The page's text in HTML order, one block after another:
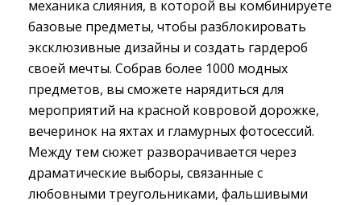
механика слияния, в которой вы комбинируете
базовые предметы, чтобы разблокировать
эксклюзивные дизайны и создать гардероб
своей мечты. Собрав более 1000 модных
предметов, вы сможете нарядиться для
мероприятий на красной ковровой дорожке,
вечеринок на яхтах и гламурных фотосессий.
Между тем сюжет разворачивается через
драматические выборы, связанные с
любовными треугольниками, фальшивыми